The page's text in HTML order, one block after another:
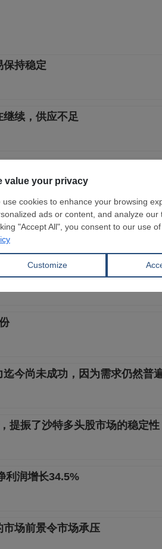
保持稳定
续，供应不足
供应稳定
线市场在夏季淡季进一步放缓
注于国内市场
今尚未成功，因为需求仍然普
提振了沙特多头股市场的稳定性
利润增长34.5%
场前景令市场承压